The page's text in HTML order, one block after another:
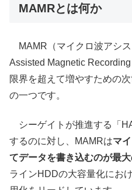
MAMRとは何か
MAMR（マイクロ波アシ
Assisted Magnetic
限界を超えて増やすための
の一つです。
シーゲイトが推進する「
するのに対し、MAMRはマ
てデータを書き込むのが最
ラインHDDの大容量化にお